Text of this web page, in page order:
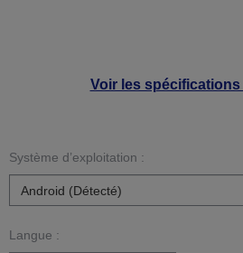
Voir les
Système d’exploitation :
Langue :